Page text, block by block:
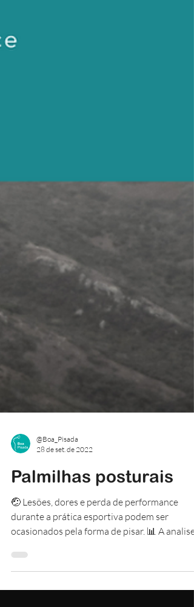
28 de set. de 2022
Palmilhas posturais
🤕 Lesões, dores e perda de performance
ocasionados pela forma de pisar. 📊 A analise
da pisada,...